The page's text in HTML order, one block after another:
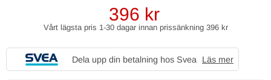
396 kr
Vårt lägsta pris 1-30 dagar innan prissänkning 396 kr
Dela upp din betalning hos Svea Läs mer